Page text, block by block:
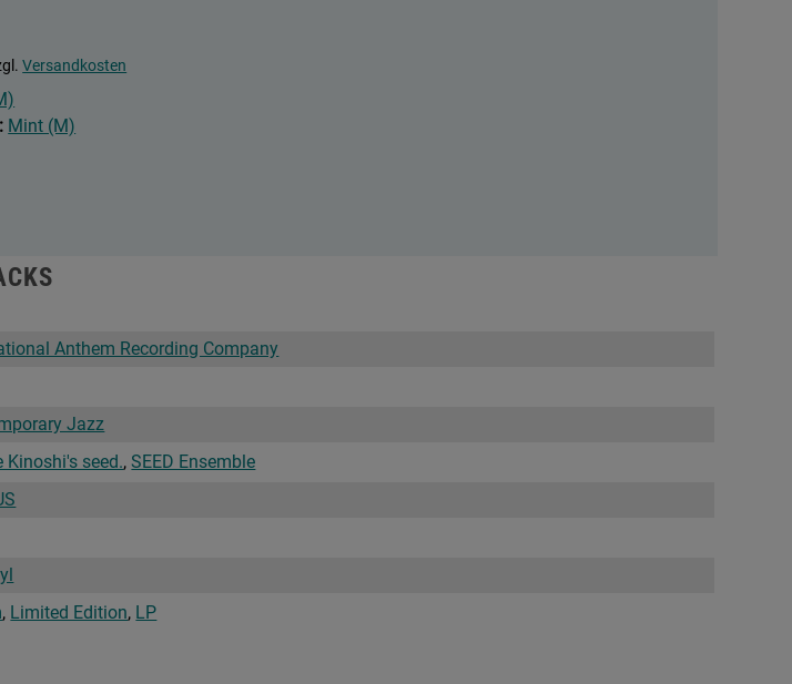
Versandkosten
Mint (M)
Anthem Recording Company
Jazz
Kinoshi's seed.,SEED Ensemble
, Limited Edition, LP